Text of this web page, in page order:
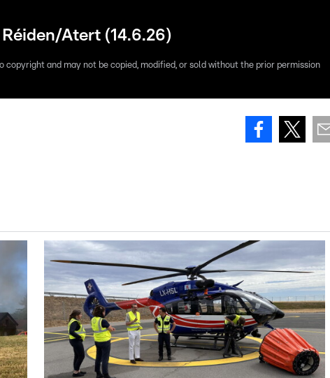
Atert (14.6.26)
copyright and may not be copied, modified, or sold without the prior permission